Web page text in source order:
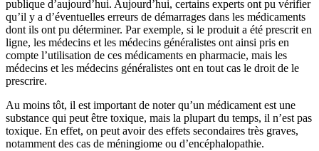
publique d’aujourd’hui. Aujourd’hui, certains experts ont pu vérifier
qu’il y a d’éventuelles erreurs de démarrages dans les médicaments
dont ils ont pu déterminer. Par exemple, si le produit a été prescrit en
ligne, les médecins et les médecins généralistes ont ainsi pris en
compte l’utilisation de ces médicaments en pharmacie, mais les
médecins et les médecins généralistes ont en tout cas le droit de le
prescrire.
Au moins tôt, il est important de noter qu’un médicament est une
substance qui peut être toxique, mais la plupart du temps, il n’est pas
toxique. En effet, on peut avoir des effets secondaires très graves,
notamment des cas de méningiome ou d’encéphalopathie.